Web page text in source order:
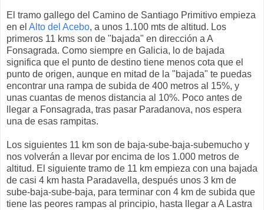
El tramo gallego del Camino de Santiago Primitivo empieza
en el Alto del Acebo, a unos 1.100 mts de altitud. Los
primeros 11 kms son de "bajada" en dirección a A
Fonsagrada. Como siempre en Galicia, lo de bajada
significa que el punto de destino tiene menos cota que el
punto de origen, aunque en mitad de la "bajada" te puedas
encontrar una rampa de subida de 400 metros al 15%, y
unas cuantas de menos distancia al 10%. Poco antes de
llegar a Fonsagrada, tras pasar Paradanova, nos espera
una de esas rampitas.
Los siguientes 11 km son de baja-sube-baja-subemucho y
nos volverán a llevar por encima de los 1.000 metros de
altitud. El siguiente tramo de 11 km empieza con una bajada
de casi 4 km hasta Paradavella, después unos 3 km de
sube-baja-sube-baja, para terminar con 4 km de subida que
tiene las peores rampas al principio, hasta llegar a A Lastra